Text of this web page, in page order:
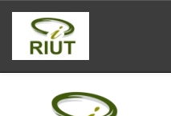
Skip
navigation